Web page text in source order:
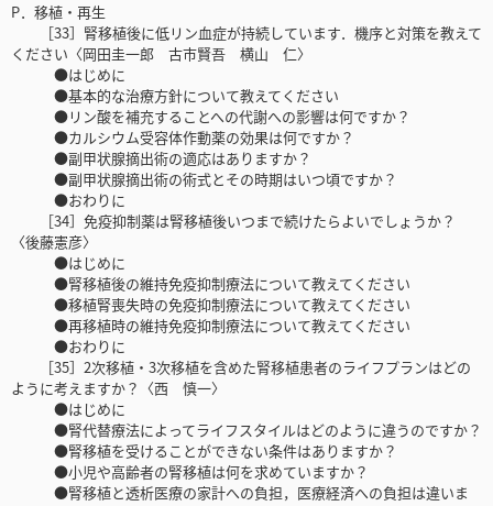
P．移植・再生
［33］腎移植後に低リン血症が持続しています．機序と対策を教えて
ください〈岡田圭一郎 古市賢吾 横山 仁〉
●はじめに
●基本的な治療方針について教えてください
●リン酸を補充することへの代謝への影響は何ですか？
●カルシウム受容体作動薬の効果は何ですか？
●副甲状腺摘出術の適応はありますか？
●副甲状腺摘出術の術式とその時期はいつ頃ですか？
●おわりに
［34］免疫抑制薬は腎移植後いつまで続けたらよいでしょうか？
〈後藤憲彦〉
●はじめに
●腎移植後の維持免疫抑制療法について教えてください
●移植腎喪失時の免疫抑制療法について教えてください
●再移植時の維持免疫抑制療法について教えてください
●おわりに
［35］2次移植・3次移植を含めた腎移植患者のライフプランはどの
ように考えますか？〈西 慎一〉
●はじめに
●腎代替療法によってライフスタイルはどのように違うのですか？
●腎移植を受けることができない条件はありますか？
●小児や高齢者の腎移植は何を求めていますか？
●腎移植と透析医療の家計への負担，医療経済への負担は違いま